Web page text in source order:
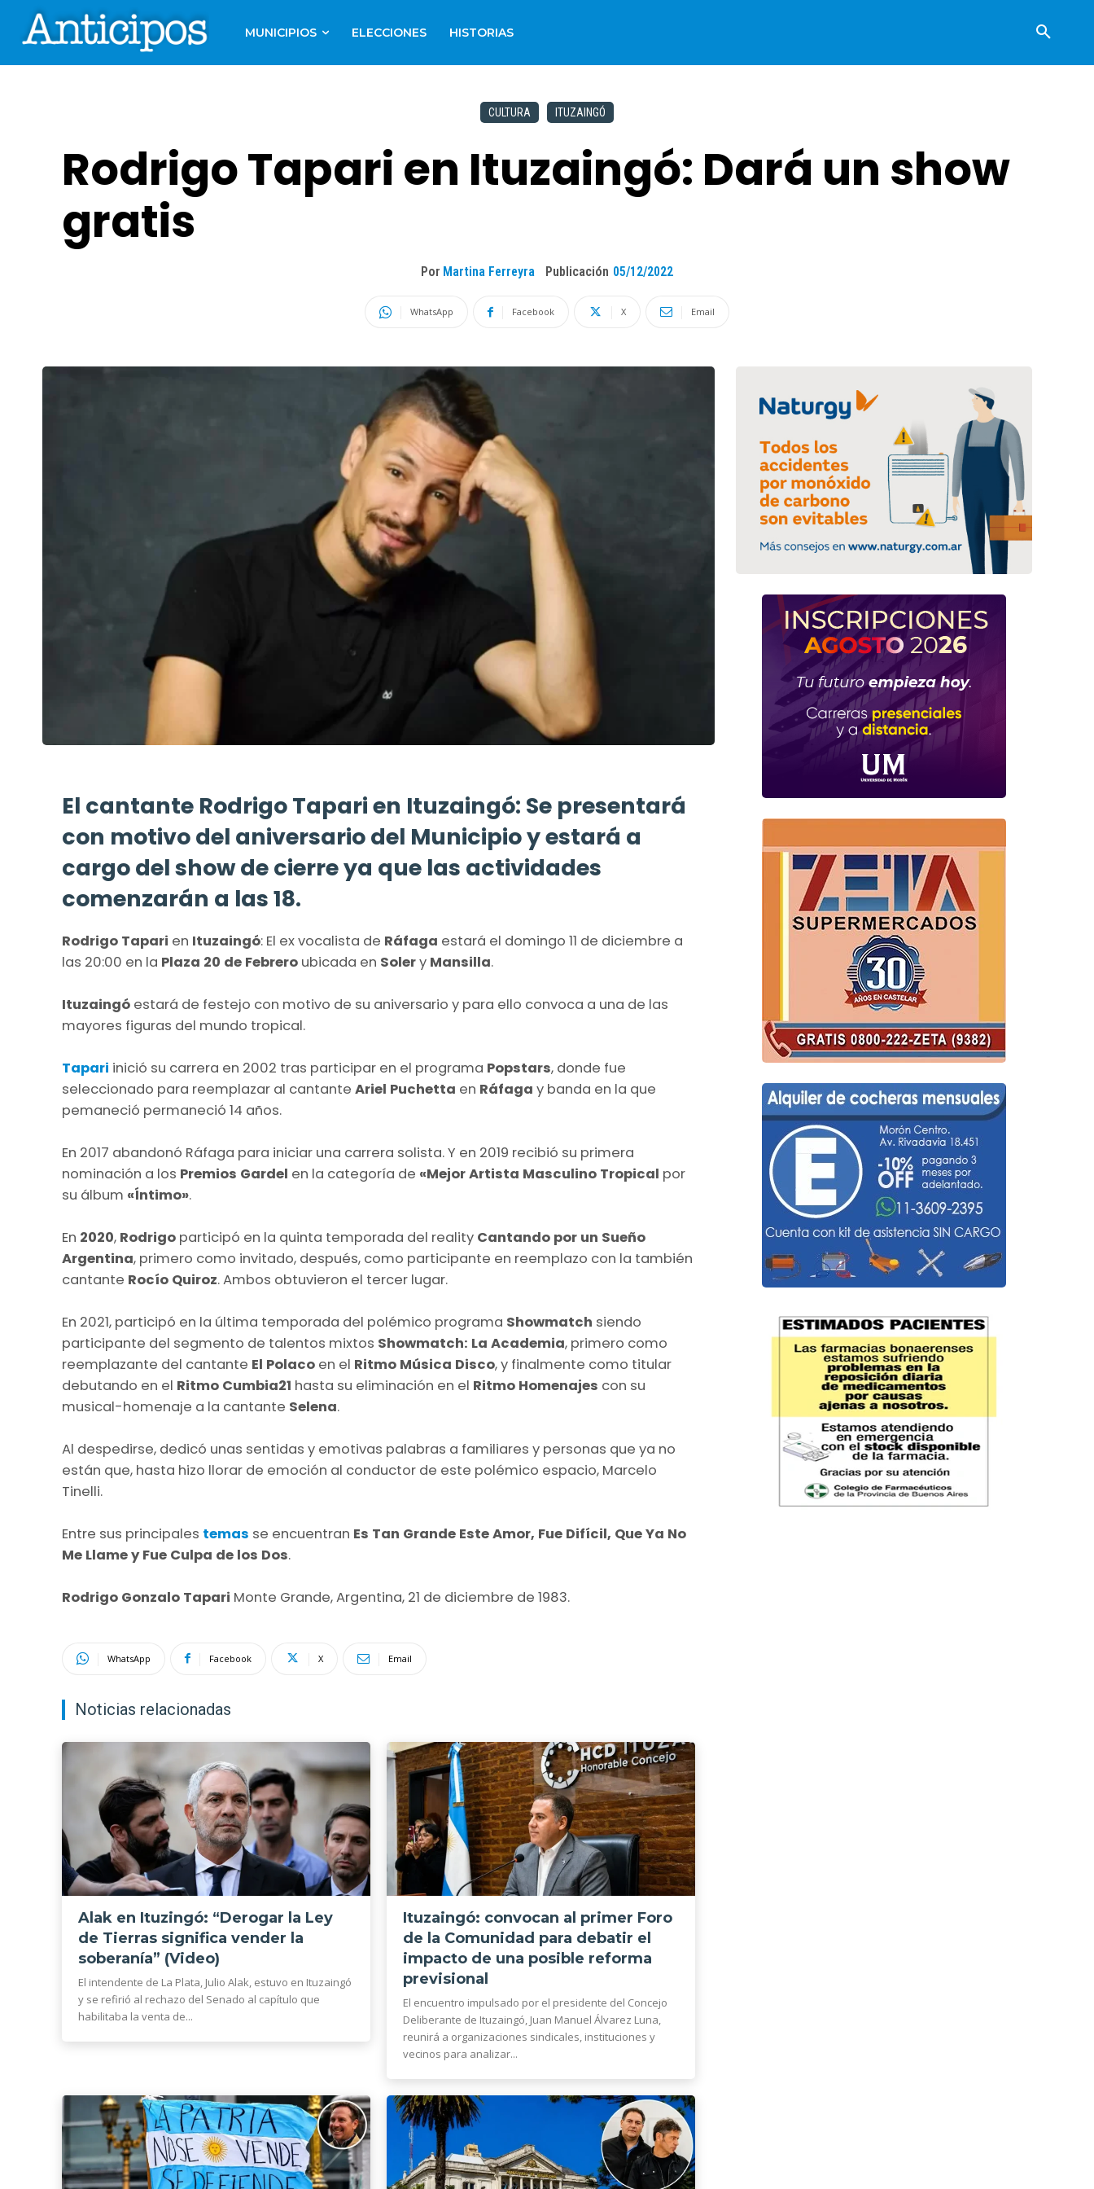
MUNICIPIOS ELECCIONES HISTORIAS
CULTURA ITUZAINGÓ
Rodrigo Tapari en Ituzaingó: Dará un show
gratis
Por Martina Ferreyra Publicación 05/12/2022
WhatsApp Facebook X Email
El cantante Rodrigo Tapari en Ituzaingó: Se presentará
con motivo del aniversario del Municipio y estará a
cargo del show de cierre ya que las actividades
comenzarán a las 18.
Rodrigo Tapari en Ituzaingó: El ex vocalista de Ráfaga estará el domingo 11 de diciembre a
las 20:00 en la Plaza 20 de Febrero ubicada en Solery Mansilla.
Ituzaingó estará de festejo con motivo de su aniversario y para ello convoca a una de las
mayores figuras del mundo tropical.
Tapari inició su carrera en 2002 tras participar en el programa Popstars, donde fue
seleccionado para reemplazar al cantante Ariel Puchetta en Ráfaga y banda en la que
pemaneció permaneció 14 años.
En 2017 abandonó Ráfaga para iniciar una carrera solista.​ Y en 2019 recibió su primera
nominación a los Premios Gardel en la categoría de «Mejor Artista Masculino Tropical por
su álbum «Íntimo».​
En 2020, Rodrigo participó en la quinta temporada del reality Cantando por un Sueño
Argentina, primero como invitado, después, como participante en reemplazo con la también
cantante Rocío Quiroz. Ambos obtuvieron el tercer lugar.
En 2021, participó en la última temporada del polémico programa Showmatch siendo
participante del segmento de talentos mixtos Showmatch: La Academia, primero como
reemplazante del cantante El Polaco en el Ritmo Música Disco, y finalmente como titular
debutando en el Ritmo Cumbia21​ hasta su eliminación en el Ritmo Homenajes con su
musical-homenaje a la cantante Selena.
Al despedirse, dedicó unas sentidas y emotivas palabras a familiares y personas que ya no
están que, hasta hizo llorar de emoción al conductor de este polémico espacio, Marcelo
Tinelli.
Entre sus principales temas se encuentran Es Tan Grande Este Amor, Fue Difícil, Que Ya No
Me Llame y Fue Culpa de los Dos.
Rodrigo Gonzalo Tapari Monte Grande, Argentina, 21 de diciembre de 1983.
WhatsApp Facebook X Email
Noticias relacionadas
Alak en Ituzingó: “Derogar la Ley
de Tierras significa vender la
soberanía” (Video)
El intendente de La Plata, Julio Alak, estuvo en Ituzaingó
y se refirió al rechazo del Senado al capítulo que
habilitaba la venta de...
Ituzaingó: convocan al primer Foro
de la Comunidad para debatir el
impacto de una posible reforma
previsional
El encuentro impulsado por el presidente del Concejo
Deliberante de Ituzaingó, Juan Manuel Álvarez Luna,
reunirá a organizaciones sindicales, instituciones y
vecinos para analizar...